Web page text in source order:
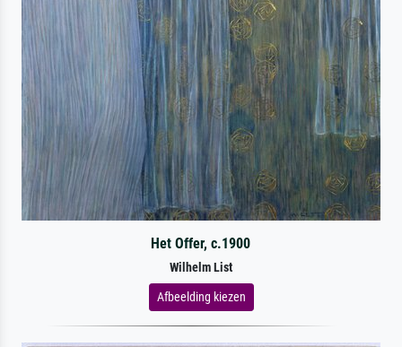
Het Offer, c.1900
Wilhelm List
Afbeelding kiezen